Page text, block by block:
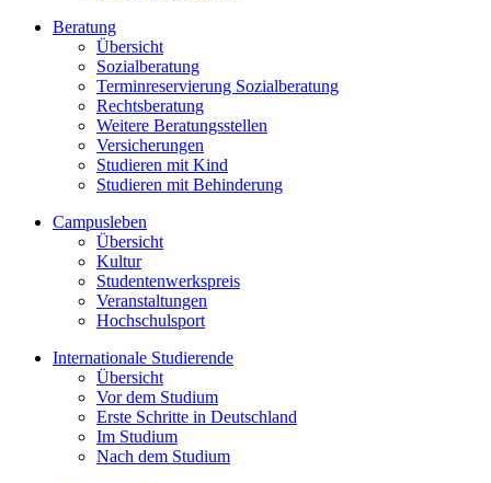
Beratung
Übersicht
Sozialberatung
Terminreservierung Sozialberatung
Rechtsberatung
Weitere Beratungsstellen
Versicherungen
Studieren mit Kind
Studieren mit Behinderung
Campusleben
Übersicht
Kultur
Studentenwerkspreis
Veranstaltungen
Hochschulsport
Internationale Studierende
Übersicht
Vor dem Studium
Erste Schritte in Deutschland
Im Studium
Nach dem Studium